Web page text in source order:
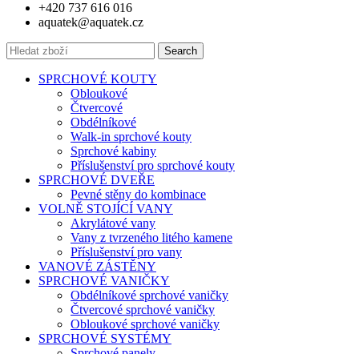
+420 737 616 016
aquatek@aquatek.cz
Search
SPRCHOVÉ KOUTY
Obloukové
Čtvercové
Obdélníkové
Walk-in sprchové kouty
Sprchové kabiny
Příslušenství pro sprchové kouty
SPRCHOVÉ DVEŘE
Pevné stěny do kombinace
VOLNĚ STOJÍCÍ VANY
Akrylátové vany
Vany z tvrzeného litého kamene
Příslušenství pro vany
VANOVÉ ZÁSTĚNY
SPRCHOVÉ VANIČKY
Obdélníkové sprchové vaničky
Čtvercové sprchové vaničky
Obloukové sprchové vaničky
SPRCHOVÉ SYSTÉMY